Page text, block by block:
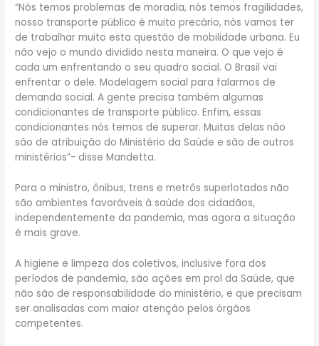
“Nós temos problemas de moradia, nós temos fragilidades,
nosso transporte público é muito precário, nós vamos ter
de trabalhar muito esta questão de mobilidade urbana. Eu
não vejo o mundo dividido nesta maneira. O que vejo é
cada um enfrentando o seu quadro social. O Brasil vai
enfrentar o dele. Modelagem social para falarmos de
demanda social. A gente precisa também algumas
condicionantes de transporte público. Enfim, essas
condicionantes nós temos de superar. Muitas delas não
são de atribuição do Ministério da Saúde e são de outros
ministérios”- disse Mandetta.
Para o ministro, ônibus, trens e metrôs superlotados não
são ambientes favoráveis à saúde dos cidadãos,
independentemente da pandemia, mas agora a situação
é mais grave.
A higiene e limpeza dos coletivos, inclusive fora dos
períodos de pandemia, são ações em prol da Saúde, que
não são de responsabilidade do ministério, e que precisam
ser analisadas com maior atenção pelos órgãos
competentes.